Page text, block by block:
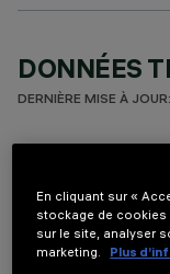
DONNÉES
DERNIÈRE MISE À
Appareil
Malgré les
la technologie
En cliquant sur «
stockage de cookies
sur le site, analyser
marketing.
Plus